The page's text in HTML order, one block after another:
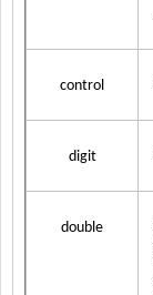
control
digit
double